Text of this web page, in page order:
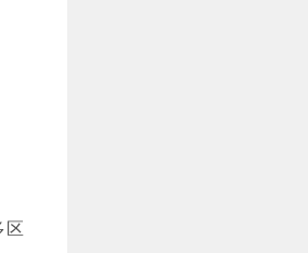
区